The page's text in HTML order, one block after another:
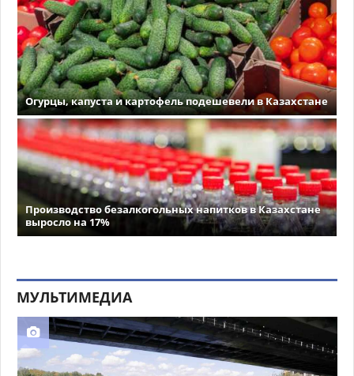
Огурцы, капуста и картофель подешевели в Казахстане
Производство безалкогольных напитков в Казахстане
выросло на 17%
МУЛЬТИМЕДИА